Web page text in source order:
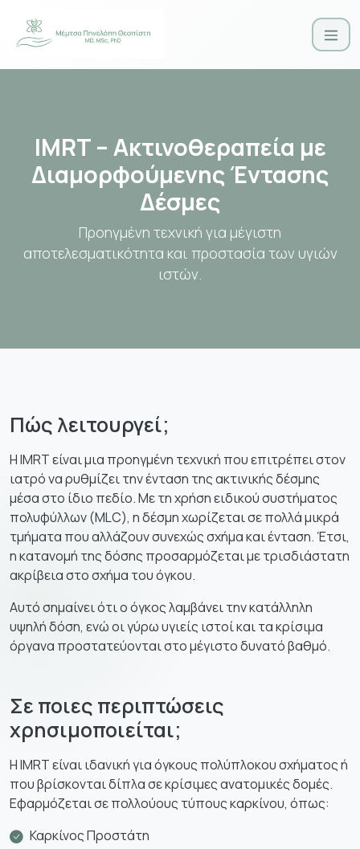
IMRT – Ακτινοθεραπεία με
Διαμορφούμενης Έντασης
Δέσμες
Προηγμένη τεχνική για μέγιστη
αποτελεσματικότητα και προστασία των υγιών
ιστών.
Πώς λειτουργεί;
Η IMRT είναι μια προηγμένη τεχνική που επιτρέπει στον
ιατρό να ρυθμίζει την ένταση της ακτινικής δέσμης
μέσα στο ίδιο πεδίο. Με τη χρήση ειδικού συστήματος
πολυφύλλων (MLC), η δέσμη χωρίζεται σε πολλά μικρά
τμήματα που αλλάζουν συνεχώς σχήμα και ένταση. Έτσι,
η κατανομή της δόσης προσαρμόζεται με τρισδιάστατη
ακρίβεια στο σχήμα του όγκου.
Αυτό σημαίνει ότι ο όγκος λαμβάνει την κατάλληλη
υψηλή δόση, ενώ οι γύρω υγιείς ιστοί και τα κρίσιμα
όργανα προστατεύονται στο μέγιστο δυνατό βαθμό.
Σε ποιες περιπτώσεις
χρησιμοποιείται;
Η IMRT είναι ιδανική για όγκους πολύπλοκου σχήματος ή
που βρίσκονται δίπλα σε κρίσιμες ανατομικές δομές.
Εφαρμόζεται σε πολλούους τύπους καρκίνου, όπως:
Καρκίνος Προστάτη